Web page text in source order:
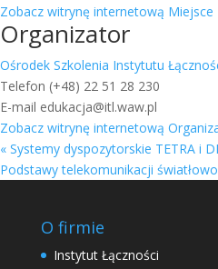
Zobacz witrynę internetową Miejsce
Organizator
Ośrodek Szkolenia Instytutu
Telefon (+48) 22 51 28 230
E-mail edukacja@itl.waw.pl
Zobacz witrynę internetową
« Systemy dyspozytorskie TETRA i
Podstawy telekomunikacji
O firmie
Instytut Łączności